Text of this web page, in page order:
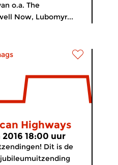
o.a. The
Now, Lubomyr...
Highways
18:00 uur
Dit is de